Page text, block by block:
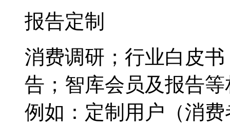
报告定制
消费调研；行业白皮
告；智库会员及报告
例如：定制用户（消